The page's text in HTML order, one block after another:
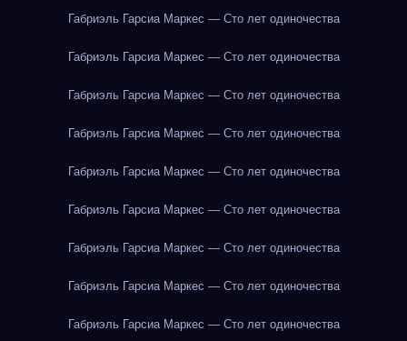
Габриэль Гарсиа Маркес — Сто лет одиночества
Габриэль Гарсиа Маркес — Сто лет одиночества
Габриэль Гарсиа Маркес — Сто лет одиночества
Габриэль Гарсиа Маркес — Сто лет одиночества
Габриэль Гарсиа Маркес — Сто лет одиночества
Габриэль Гарсиа Маркес — Сто лет одиночества
Габриэль Гарсиа Маркес — Сто лет одиночества
Габриэль Гарсиа Маркес — Сто лет одиночества
Габриэль Гарсиа Маркес — Сто лет одиночества